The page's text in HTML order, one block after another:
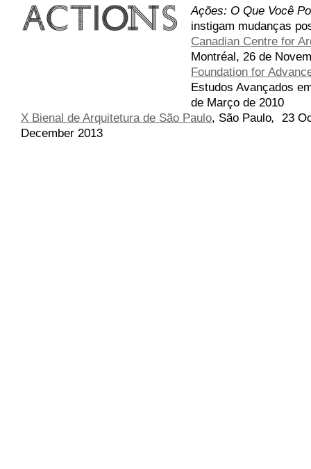
Ações: O Que Você
instigam mudanças
Canadian Centre for
Montréal, 26 de
Foundation for
Estudos Avançados
de Março de 2010
X Bienal de Arquitetura de São Paulo, São Paulo, 23
December 2013